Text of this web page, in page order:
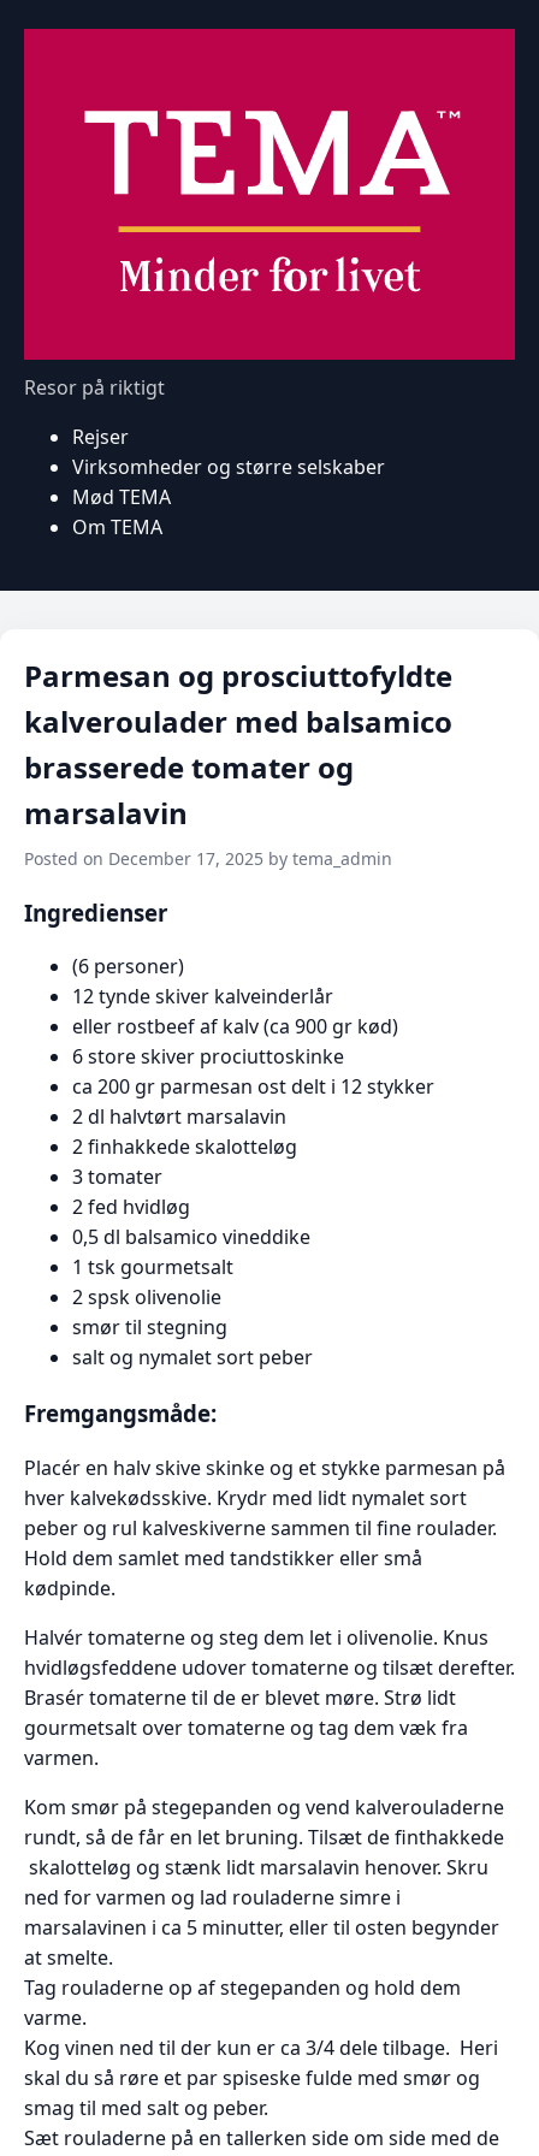
Resor på riktigt
Rejser
Virksomheder og større selskaber
Mød TEMA
Om TEMA
Parmesan og prosciuttofyldte
kalveroulader med balsamico
brasserede tomater og
marsalavin
Posted on December 17, 2025 by tema_admin
Ingredienser
(6 personer)
12 tynde skiver kalveinderlår
eller rostbeef af kalv (ca 900 gr kød)
6 store skiver prociuttoskinke
ca 200 gr parmesan ost delt i 12 stykker
2 dl halvtørt marsalavin
2 finhakkede skalotteløg
3 tomater
2 fed hvidløg
0,5 dl balsamico vineddike
1 tsk gourmetsalt
2 spsk olivenolie
smør til stegning
salt og nymalet sort peber
Fremgangsmåde:
Placér en halv skive skinke og et stykke parmesan på
hver kalvekødsskive. Krydr med lidt nymalet sort
peber og rul kalveskiverne sammen til fine roulader.
Hold dem samlet med tandstikker eller små
kødpinde.
Halvér tomaterne og steg dem let i olivenolie. Knus
hvidløgsfeddene udover tomaterne og tilsæt derefter.
Brasér tomaterne til de er blevet møre. Strø lidt
gourmetsalt over tomaterne og tag dem væk fra
varmen.
Kom smør på stegepanden og vend kalverouladerne
rundt, så de får en let bruning. Tilsæt de finthakkede
skalotteløg og stænk lidt marsalavin henover. Skru
ned for varmen og lad rouladerne simre i
marsalavinen i ca 5 minutter, eller til osten begynder
at smelte.
Tag rouladerne op af stegepanden og hold dem
varme.
Kog vinen ned til der kun er ca 3/4 dele tilbage. Heri
skal du så røre et par spiseske fulde med smør og
smag til med salt og peber.
Sæt rouladerne på en tallerken side om side med de